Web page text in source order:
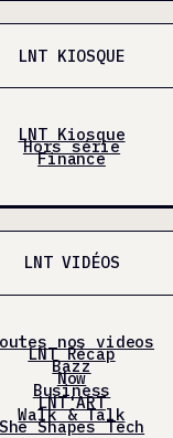
LNT KIOSQUE
LNT Kiosque
Hors série
Finance
LNT VIDÉOS
nos videos
LNT Récap
Bazz
Now
Business
LNT'ART
Walk & Talk
She Shapes Tech